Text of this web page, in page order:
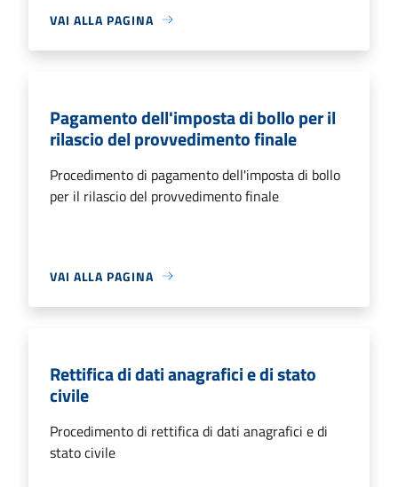
VAI ALLA PAGINA
Pagamento dell'imposta di bollo per il
rilascio del provvedimento finale
Procedimento di pagamento dell'imposta di bollo
per il rilascio del provvedimento finale
VAI ALLA PAGINA
Rettifica di dati anagrafici e di stato
civile
Procedimento di rettifica di dati anagrafici e di
stato civile